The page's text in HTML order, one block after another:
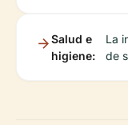
Salud e
higiene:
La
de